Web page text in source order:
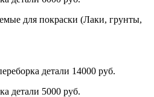
для покраски (Лаки, грунты,
детали 14000 руб.
детали 5000 руб.